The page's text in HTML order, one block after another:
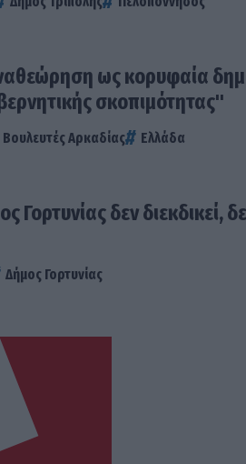
ως κορυφαία
σκοπιμότητας"
Βουλευτές Αρκαδίας Ελλάδα
Γορτυνίας δεν διεκδικεί,
Δήμος Γορτυνίας